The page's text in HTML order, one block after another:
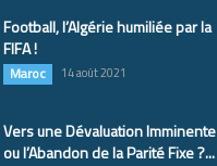
Football, l’Algérie humiliée par la
FIFA !
Maroc 14 août 2021
Vers une Dévaluation Imminente
ou l’Abandon de la Parité Fixe ?...